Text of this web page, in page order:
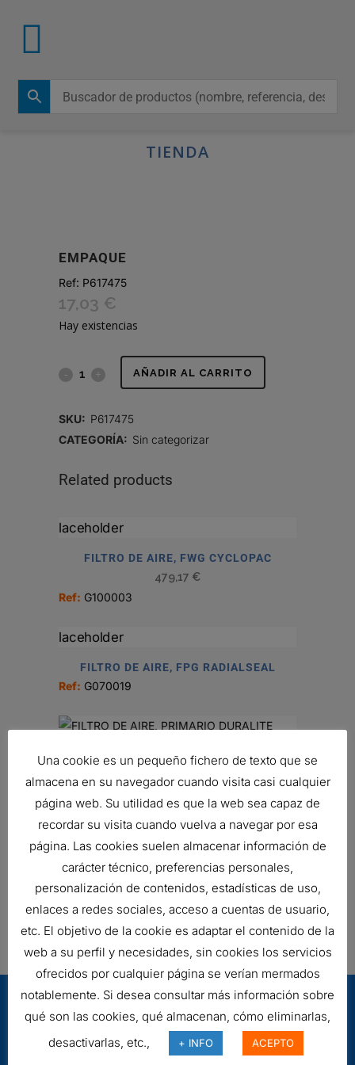
TIENDA
EMPAQUE
Ref: P617475
17,03 €
Hay existencias
EMPAQUE AÑADIR AL CARRITO
SKU: P617475
CATEGORÍA: Sin categorizar
Related products
FILTRO DE AIRE, FWG CYCLOPAC
479,17 €
Ref: G100003
FILTRO DE AIRE, FPG RADIALSEAL
Ref: G070019
FILTRO DE AIRE, PRIMARIO
Ref:B105020
FILTRO DE AIRE, PSD POWERCORE
Una cookie es un pequeño fichero de texto que se
almacena en su navegador cuando visita casi cualquier
página web. Su utilidad es que la web sea capaz de
recordar su visita cuando vuelva a navegar por esa
página. Las cookies suelen almacenar información de
carácter técnico, preferencias personales,
personalización de contenidos, estadísticas de uso,
enlaces a redes sociales, acceso a cuentas de usuario,
etc. El objetivo de la cookie es adaptar el contenido de la
web a su perfil y necesidades, sin cookies los servicios
ofrecidos por cualquier página se verían mermados
notablemente. Si desea consultar más información sobre
qué son las cookies, qué almacenan, cómo eliminarlas,
desactivarlas, etc.,
+ INFO ACEPTO